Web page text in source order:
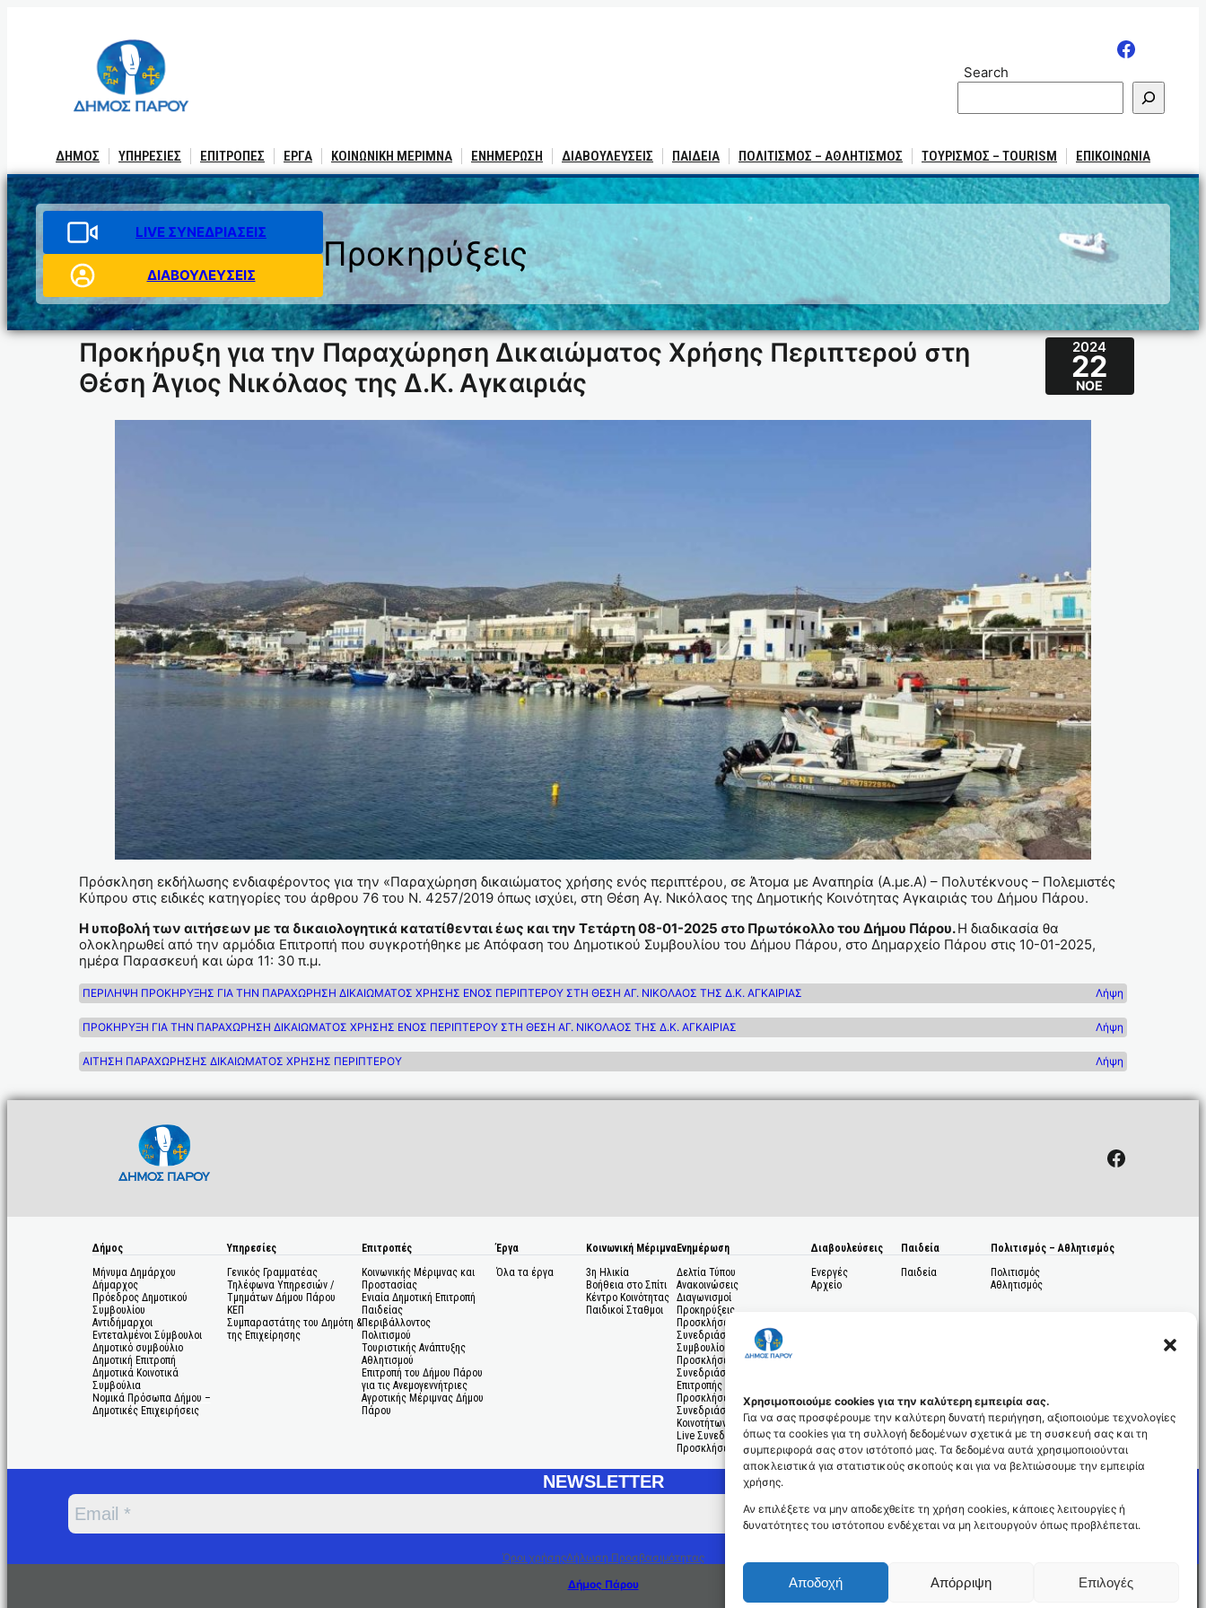
Χρησιμοποιούμε cookies για την καλύτερη εμπειρία σας.
Για να σας προσφέρουμε την καλύτερη δυνατή περιήγηση, αξιοποιούμε τεχνολογίες
όπως τα cookies για τη συλλογή δεδομένων σχετικά με τη συσκευή σας και τη
συμπεριφορά σας στον ιστότοπό μας. Τα δεδομένα αυτά χρησιμοποιούνται
αποκλειστικά για στατιστικούς σκοπούς και για να βελτιώσουμε την εμπειρία
χρήσης.
Αν επιλέξετε να μην αποδεχθείτε τη χρήση cookies, κάποιες λειτουργίες ή
δυνατότητες του ιστότοπου ενδέχεται να μη λειτουργούν όπως προβλέπεται.
Αποδοχή Απόρριψη Επιλογές
Search
ΔΗΜΟΣ ΥΠΗΡΕΣΙΕΣ ΕΠΙΤΡΟΠΕΣ ΕΡΓΑ ΚΟΙΝΩΝΙΚΗ ΜΕΡΙΜΝΑ ΕΝΗΜΕΡΩΣΗ ΔΙΑΒΟΥΛΕΥΣΕΙΣ ΠΑΙΔΕΙΑ ΠΟΛΙΤΙΣΜΟΣ – ΑΘΛΗΤΙΣΜΟΣ ΤΟΥΡΙΣΜΟΣ – TOURISM ΕΠΙΚΟΙΝΩΝΙΑ
LIVE ΣΥΝΕΔΡΙΑΣΕΙΣ
ΔΙΑΒΟΥΛΕΥΣΕΙΣ
Προκηρύξεις
Προκήρυξη για την Παραχώρηση Δικαιώματος Χρήσης Περιπτερού στη
Θέση Άγιος Νικόλαος της Δ.Κ. Αγκαιριάς
2024
22
ΝΟΈ
Πρόσκληση εκδήλωσης ενδιαφέροντος για την «Παραχώρηση δικαιώματος χρήσης ενός περιπτέρου, σε Άτομα με Αναπηρία (Α.με.Α) – Πολυτέκνους – Πολεμιστές
Κύπρου στις ειδικές κατηγορίες του άρθρου 76 του Ν. 4257/2019 όπως ισχύει, στη Θέση Αγ. Νικόλαος της Δημοτικής Κοινότητας Αγκαιριάς του Δήμου Πάρου.
Η υποβολή των αιτήσεων με τα δικαιολογητικά κατατίθενται έως και την Τετάρτη 08-01-2025 στο Πρωτόκολλο του Δήμου Πάρου.Η διαδικασία θα
ολοκληρωθεί από την αρμόδια Επιτροπή που συγκροτήθηκε με Απόφαση του Δημοτικού Συμβουλίου του Δήμου Πάρου, στο Δημαρχείο Πάρου στις 10-01-2025,
ημέρα Παρασκευή και ώρα 11: 30 π.μ.
ΠΕΡΙΛΗΨΗ ΠΡΟΚΗΡΥΞΗΣ ΓΙΑ ΤΗΝ ΠΑΡΑΧΩΡΗΣΗ ΔΙΚΑΙΩΜΑΤΟΣ ΧΡΗΣΗΣ ΕΝΟΣ ΠΕΡΙΠΤΕΡΟΥ ΣΤΗ ΘΕΣΗ ΑΓ. ΝΙΚΟΛΑΟΣ ΤΗΣ Δ.Κ. ΑΓΚΑΙΡΙΑΣ Λήψη
ΠΡΟΚΗΡΥΞΗ ΓΙΑ ΤΗΝ ΠΑΡΑΧΩΡΗΣΗ ΔΙΚΑΙΩΜΑΤΟΣ ΧΡΗΣΗΣ ΕΝΟΣ ΠΕΡΙΠΤΕΡΟΥ ΣΤΗ ΘΕΣΗ ΑΓ. ΝΙΚΟΛΑΟΣ ΤΗΣ Δ.Κ. ΑΓΚΑΙΡΙΑΣ Λήψη
ΑΙΤΗΣΗ ΠΑΡΑΧΩΡΗΣΗΣ ΔΙΚΑΙΩΜΑΤΟΣ ΧΡΗΣΗΣ ΠΕΡΙΠΤΕΡΟΥ Λήψη
Facebook
Δήμος
Μήνυμα Δημάρχου
Δήμαρχος
Πρόεδρος Δημοτικού
Συμβουλίου
Αντιδήμαρχοι
Εντεταλμένοι Σύμβουλοι
Δημοτικό συμβούλιο
Δημοτική Επιτροπή
Δημοτικά Κοινοτικά
Συμβούλια
Νομικά Πρόσωπα Δήμου –
Δημοτικές Επιχειρήσεις
Υπηρεσίες
Γενικός Γραμματέας
Τηλέφωνα Υπηρεσιών /
Τμημάτων Δήμου Πάρου
ΚΕΠ
Συμπαραστάτης του Δημότη &
της Επιχείρησης
Επιτροπές
Κοινωνικής Μέριμνας και
Προστασίας
Ενιαία Δημοτική Επιτροπή
Παιδείας
Περιβάλλοντος
Πολιτισμού
Τουριστικής Ανάπτυξης
Αθλητισμού
Επιτροπή του Δήμου Πάρου
για τις Ανεμογεννήτριες
Αγροτικής Μέριμνας Δήμου
Πάρου
Έργα
Όλα τα έργα
Κοινωνική Μέριμνα
3η Ηλικία
Βοήθεια στο Σπίτι
Κέντρο Κοινότητας
Παιδικοί Σταθμοι
Ενημέρωση
Δελτία Τύπου
Ανακοινώσεις
Διαγωνισμοί
Προκηρύξεις
Προσκλήσεις σε
Συνεδριάσεις Δημοτικού
Συμβουλίου
Προσκλήσεις σε
Συνεδριάσεις Δημοτικής
Επιτροπής
Προσκλήσεις σε
Συνεδριάσεις Δημοτικών
Κοινοτήτων
Live Συνεδριάσεις
Προσκλήσεις Ενδιαφέροντος
Διαβουλεύσεις
Ενεργές
Αρχείο
Παιδεία
Παιδεία
Πολιτισμός – Αθλητισμός
Πολιτισμός
Αθλητισμός
NEWSLETTER
Όροι χρήσηςΔήλωση Προσβασιμότητας
Δήμος Πάρου